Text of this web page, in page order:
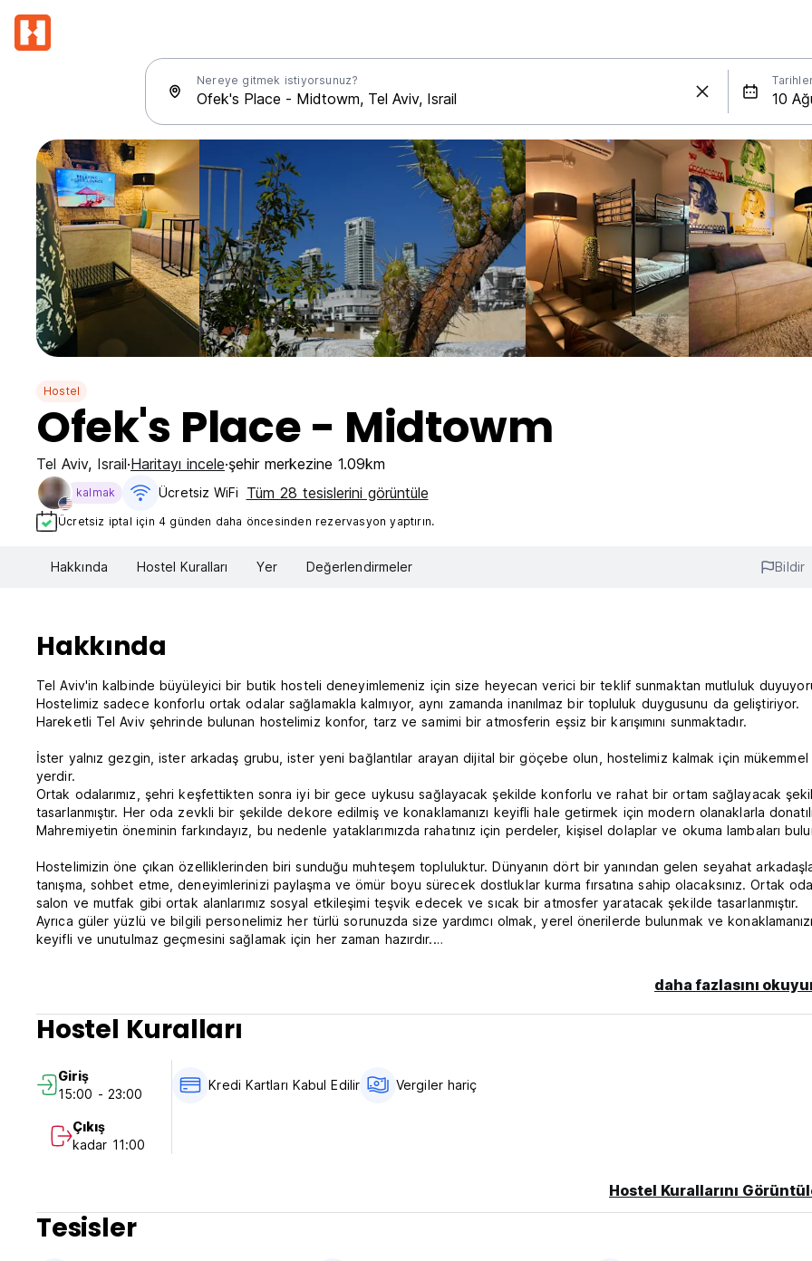
Nereye gitmek istiyorsunuz?
Hostel
Ofek's Place - Midtowm
Tel Aviv, Israil Haritayı incele şehir merkezine 1.09km
kalmak Ücretsiz WiFi Tüm 28 tesislerini görüntüle
Ücretsiz iptal için 4 günden daha öncesinden rezervasyon yaptırın.
Hakkında Hostel Kuralları Yer Değerlendirmeler Bildir
Hakkında
Tel Aviv'in kalbinde büyüleyici bir butik hosteli deneyimlemeniz için size heyecan verici bir teklif sunmaktan mutluluk
Hostelimiz sadece konforlu ortak odalar sağlamakla kalmıyor, aynı zamanda inanılmaz bir topluluk duygusunu da geliştiriyor.
Hareketli Tel Aviv şehrinde bulunan hostelimiz konfor, tarz ve samimi bir atmosferin eşsiz bir karışımını sunmaktadır.
İster yalnız gezgin, ister arkadaş grubu, ister yeni bağlantılar arayan dijital bir göçebe olun, hostelimiz kalmak için mükemmel
yerdir.
Ortak odalarımız, şehri keşfettikten sonra iyi bir gece uykusu sağlayacak şekilde konforlu ve rahat bir ortam sağlayacak
tasarlanmıştır. Her oda zevkli bir şekilde dekore edilmiş ve konaklamanızı keyifli hale getirmek için modern olanaklarla
Mahremiyetin öneminin farkındayız, bu nedenle yataklarımızda rahatınız için perdeler, kişisel dolaplar ve okuma lambaları
Hostelimizin öne çıkan özelliklerinden biri sunduğu muhteşem topluluktur. Dünyanın dört bir yanından gelen seyahat
tanışma, sohbet etme, deneyimlerinizi paylaşma ve ömür boyu sürecek dostluklar kurma fırsatına sahip olacaksınız. Ortak
salon ve mutfak gibi ortak alanlarımız sosyal etkileşimi teşvik edecek ve sıcak bir atmosfer yaratacak şekilde tasarlanmıştır.
Ayrıca güler yüzlü ve bilgili personelimiz her türlü sorunuzda size yardımcı olmak, yerel önerilerde bulunmak ve
keyifli ve unutulmaz geçmesini sağlamak için her zaman hazırdır.
çeşitli ilgi çekici mekanlarla çevrelenmiş bulacaksınız. Hostelimizin merkezi konumu, şehrin çeşitli mahallelerini kolayca
lezzetli İsrail mutfağını denemenize, eşsiz sanat galerilerini keşfetmenize ve şehrin enerjik havasını deneyimlemenize olanak
Tel Aviv'de konforlu ortak odaları muhteşem bir toplulukla birleştiren unutulmaz bir konaklama arıyorsanız, sizi büyüleyici
Ofek's Place - Midtowm Politikası ve Koşulları:
İptal politikası: Varıştan 72 saat önce. Geç iptal veya Rezervasyonun Kullanılmaması durumunda konaklamanızın ilk gecesinin
tahsil edilecektir.
Varışta nakit, kredi kartları ve banka kartlarıyla ödeme.
daha fazlasını
Hostel Kuralları
Giriş
15:00 - 23:00
Çıkış
kadar 11:00
Kredi Kartları Kabul Edilir Vergiler hariç
Hostel Kurallarını
Tesisler